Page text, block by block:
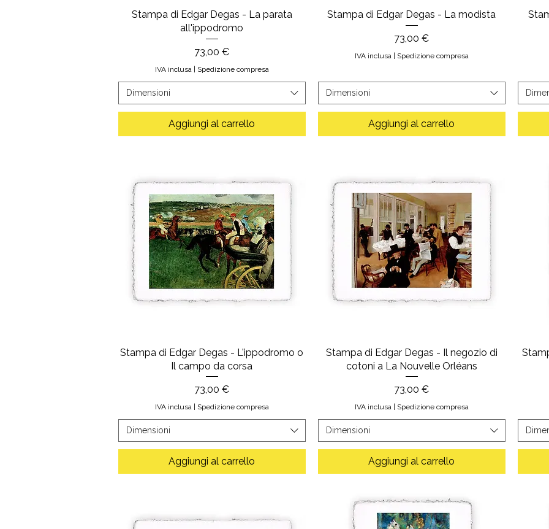
Stampa di Edgar Degas - La parata
all'ippodromo
Prezzo
73,00 €
IVA inclusa | Spedizione compresa
Dimensioni
Aggiungi al carrello
Stampa di Edgar Degas - La modista
Prezzo
73,00 €
IVA inclusa | Spedizione compresa
Dimensioni
Aggiungi al carrello
Stampa di Edgar Degas - L'ippodromo o
Il campo da corsa
Prezzo
73,00 €
IVA inclusa| Spedizione compresa
Dimensioni
Aggiungi al carrello
Stampa di Edgar Degas - Il negozio di
cotoni a La Nouvelle Orléans
Prezzo
73,00 €
IVA inclusa| Spedizione compresa
Dimensioni
Aggiungi al carrello